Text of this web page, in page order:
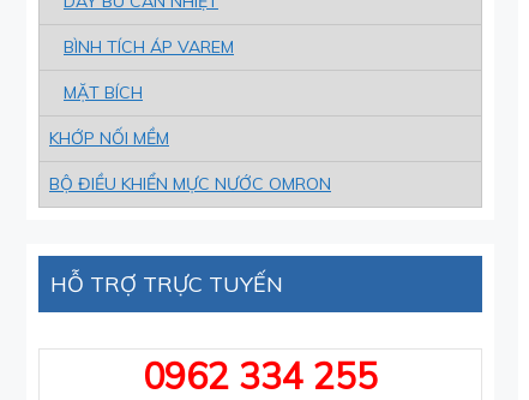
BÌNH TÍCH ÁP VAREM
MẶT BÍCH
KHỚP NỐI MỀM
BỘ ĐIỀU KHIỂN MỰC NƯỚC OMRON
HỖ TRỢ TRỰC TUYẾN
0962 334 255